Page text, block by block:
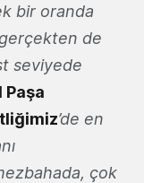
bir oranda
de
seviyede
Paşa
’de en
çok